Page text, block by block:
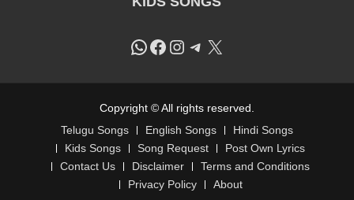
WhatsApp
Facebook
Instagram
Telegram
X
Copyright © All rights reserved.
Telugu Songs
English Songs
Hindi Songs
Kids Songs
Song Request
Post Own Lyrics
Contact Us
Disclaimer
Terms and Conditions
Privacy Policy
About